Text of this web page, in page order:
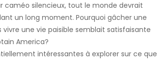
caméo silencieux, tout le monde devrait
un long moment. Pourquoi gâcher une
une vie paisible semblait satisfaisante
America?
intéressantes à explorer sur ce que